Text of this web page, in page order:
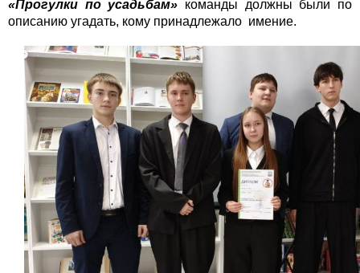
«Прогулки по усадьбам» команды должны были по
описанию угадать, кому принадлежало имение.